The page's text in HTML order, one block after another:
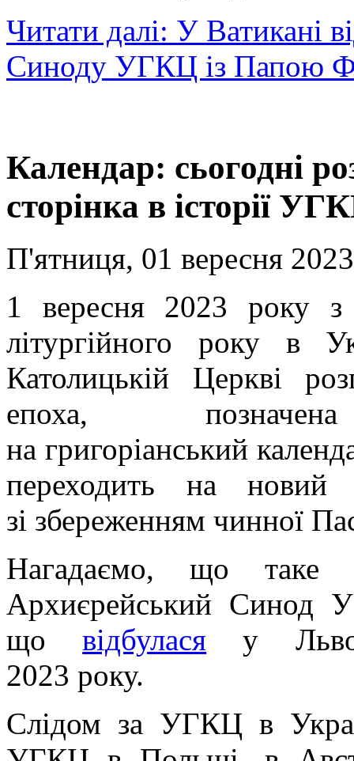
Читати далі: У Ватикані
Синоду УГКЦ із Папою
Календар: сьогодні
сторінка в історії
П'ятниця, 01 вересня
1 вересня 2023 року з
літургійного року в
Католицькій Церкві
епоха,
на григоріанський
переходить на
зі збереженням чинної
Нагадаємо, що таке
Архиєрейський Синод
щовідбулася у
2023 року.
Слідом за УГКЦ в